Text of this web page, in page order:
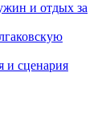
и отдых за
и сценария